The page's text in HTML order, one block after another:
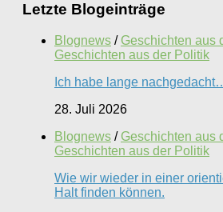
Letzte Blogeinträge
Blognews / Geschichten aus
Geschichten aus der Politik
Ich habe lange
28. Juli 2026
Blognews / Geschichten aus
Geschichten aus der Politik
Wie wir wieder in einer
Halt finden können.